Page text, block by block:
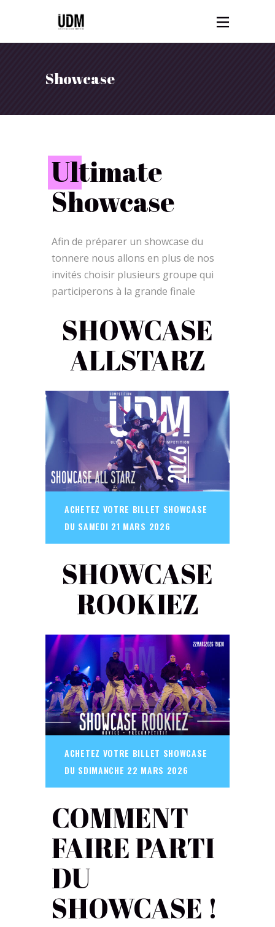
Showcase
Ultimate
Showcase
Afin de préparer un showcase du
tonnere nous allons en plus de nos
invités choisir plusieurs groupe qui
participerons à la grande finale
SHOWCASE
ALLSTARZ
ACHETEZ VOTRE BILLET SHOWCASE
DU SAMEDI 21 MARS 2026
SHOWCASE
ROOKIEZ
ACHETEZ VOTRE BILLET SHOWCASE
DU SDIMANCHE 22 MARS 2026
COMMENT
FAIRE PARTI
DU
SHOWCASE !